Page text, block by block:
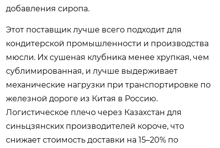
добавления сиропа.
Этот поставщик лучше всего подходит для
кондитерской промышленности и производства
мюсли. Их сушеная клубника менее хрупкая, чем
сублимированная, и лучше выдерживает
механические нагрузки при транспортировке по
железной дороге из Китая в Россию.
Логистическое плечо через Казахстан для
синьцзянских производителей короче, что
снижает стоимость доставки на 15–20% по